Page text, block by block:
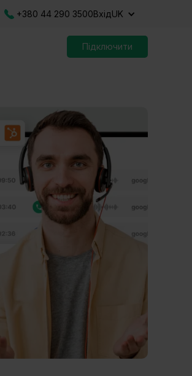
+380 44 290 3500ВхідUK
Підключити